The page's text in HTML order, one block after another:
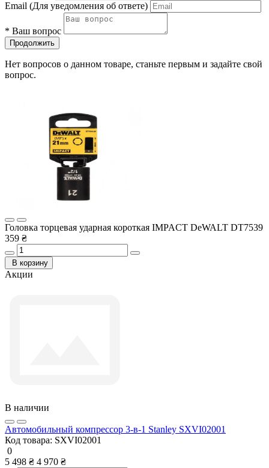
Email (Для уведомления об ответе)
* Ваш вопрос
Продолжить
Нет вопросов о данном товаре, станьте первым и задайте свой
вопрос.
Головка торцевая ударная короткая IMPACT DeWALT DT7539
359 ₴
В корзину
Акции
В наличии
Автомобильный компрессор 3-в-1 Stanley SXVI02001
Код товара: SXVI02001
0
5 498 ₴ 4 970 ₴